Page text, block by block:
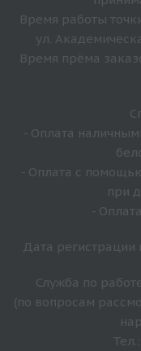
Время работы
ул.
Время прёма
- Оплата
- Оплата с
при
-
Дата регистрации
Служба по
(по вопросам